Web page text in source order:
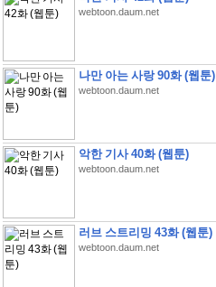
webtoon.daum.net
나만 아는 사랑 90화 (웹툰)
webtoon.daum.net
악한 기사 40화 (웹툰)
webtoon.daum.net
러브 스트리밍 43화 (웹툰)
webtoon.daum.net